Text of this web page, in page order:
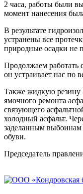
2 часа, работы были
момент нанесения
В результате
устранены все
природные осадки не
Продолжаем
он устраивает нас по
Также жидкую
ямочного ремонта
связующего
холодный асфальт.
заделанным выбоинам
обуви.
Председатель